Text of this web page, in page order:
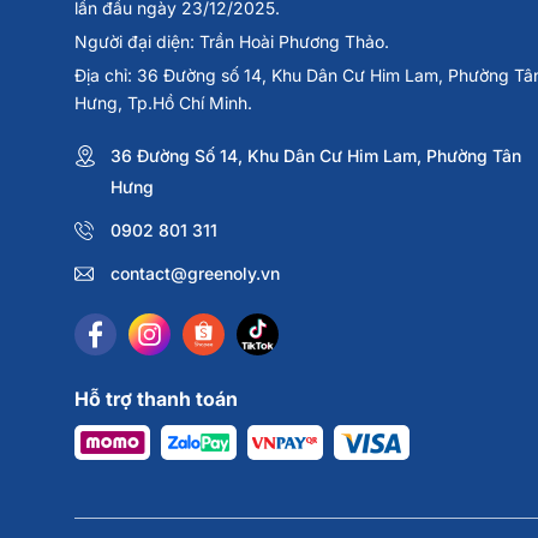
tác dụng thay thế thuốc chữa bệnh. Nội dung trên bài
đoán hay điều trị y khoa. Phụ nữ mang thai, người có
môn trước khi sử dụng.
Greenoly cam kết cung cấp sản phẩm chính hãng
Địa chỉ:
📞
🌐Website:
greenoly.vn
📩Email:contact@greenoly.vn
lần đầu ngày 23/12/2025.
Người đại diện: Trần Hoài Phương Thảo.
Địa chỉ: 36 Đường số 14, Khu Dân Cư Him Lam, Phường
Hưng, Tp.Hồ Chí Minh.
36 Đường Số 14, Khu Dân Cư Him Lam, Phường Tân
Hưng
0902 801 311
contact@greenoly.vn
Hỗ trợ thanh toán